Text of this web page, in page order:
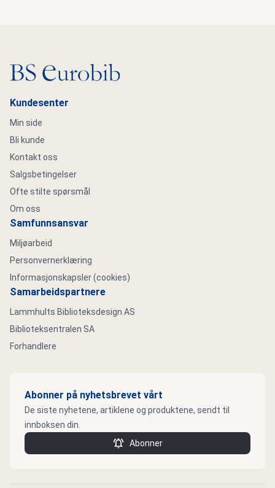
Gå til hovedsiden
Kundesenter
Min side
Bli kunde
Kontakt oss
Salgsbetingelser
Ofte stilte spørsmål
Om oss
Samfunnsansvar
Miljøarbeid
Personvernerklæring
Informasjonskapsler (cookies)
Samarbeidspartnere
Lammhults Biblioteksdesign AS
Biblioteksentralen SA
Forhandlere
Abonner på nyhetsbrevet vårt
De siste nyhetene, artiklene og produktene, sendt til
innboksen din.
Abonner